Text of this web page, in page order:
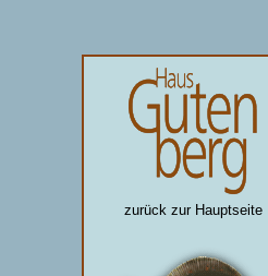
zurück zur Hauptseite